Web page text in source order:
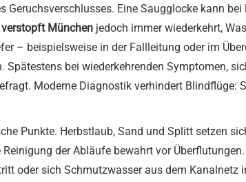
Eine Saugglocke kann bei
München jedoch immer wiederkehrt,
– beispielsweise in der Fallleitung oder im
bei wiederkehrenden Symptomen,
Moderne Diagnostik verhindert Blindflüge:
Punkte. Herbstlaub, Sand und Splitt setzen
der Abläufe bewahrt vor Überflutungen.
oder sich Schmutzwasser aus dem Kanalnetz